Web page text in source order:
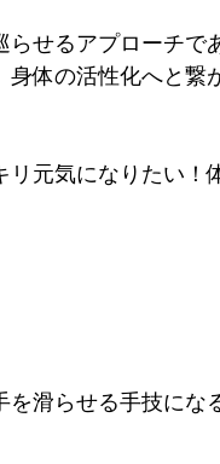
らせるアプローチ
体の活性化へと繋
リ元気になりたい！
を滑らせる手技に